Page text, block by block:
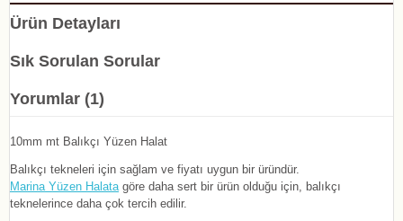
Ürün Detayları
Sık Sorulan Sorular
Yorumlar (1)
10mm mt Balıkçı Yüzen Halat
Balıkçı tekneleri için sağlam ve fiyatı uygun bir üründür.
Marina Yüzen Halatagöre daha sert bir ürün olduğu için, balıkçı
teknelerince daha çok tercih edilir.